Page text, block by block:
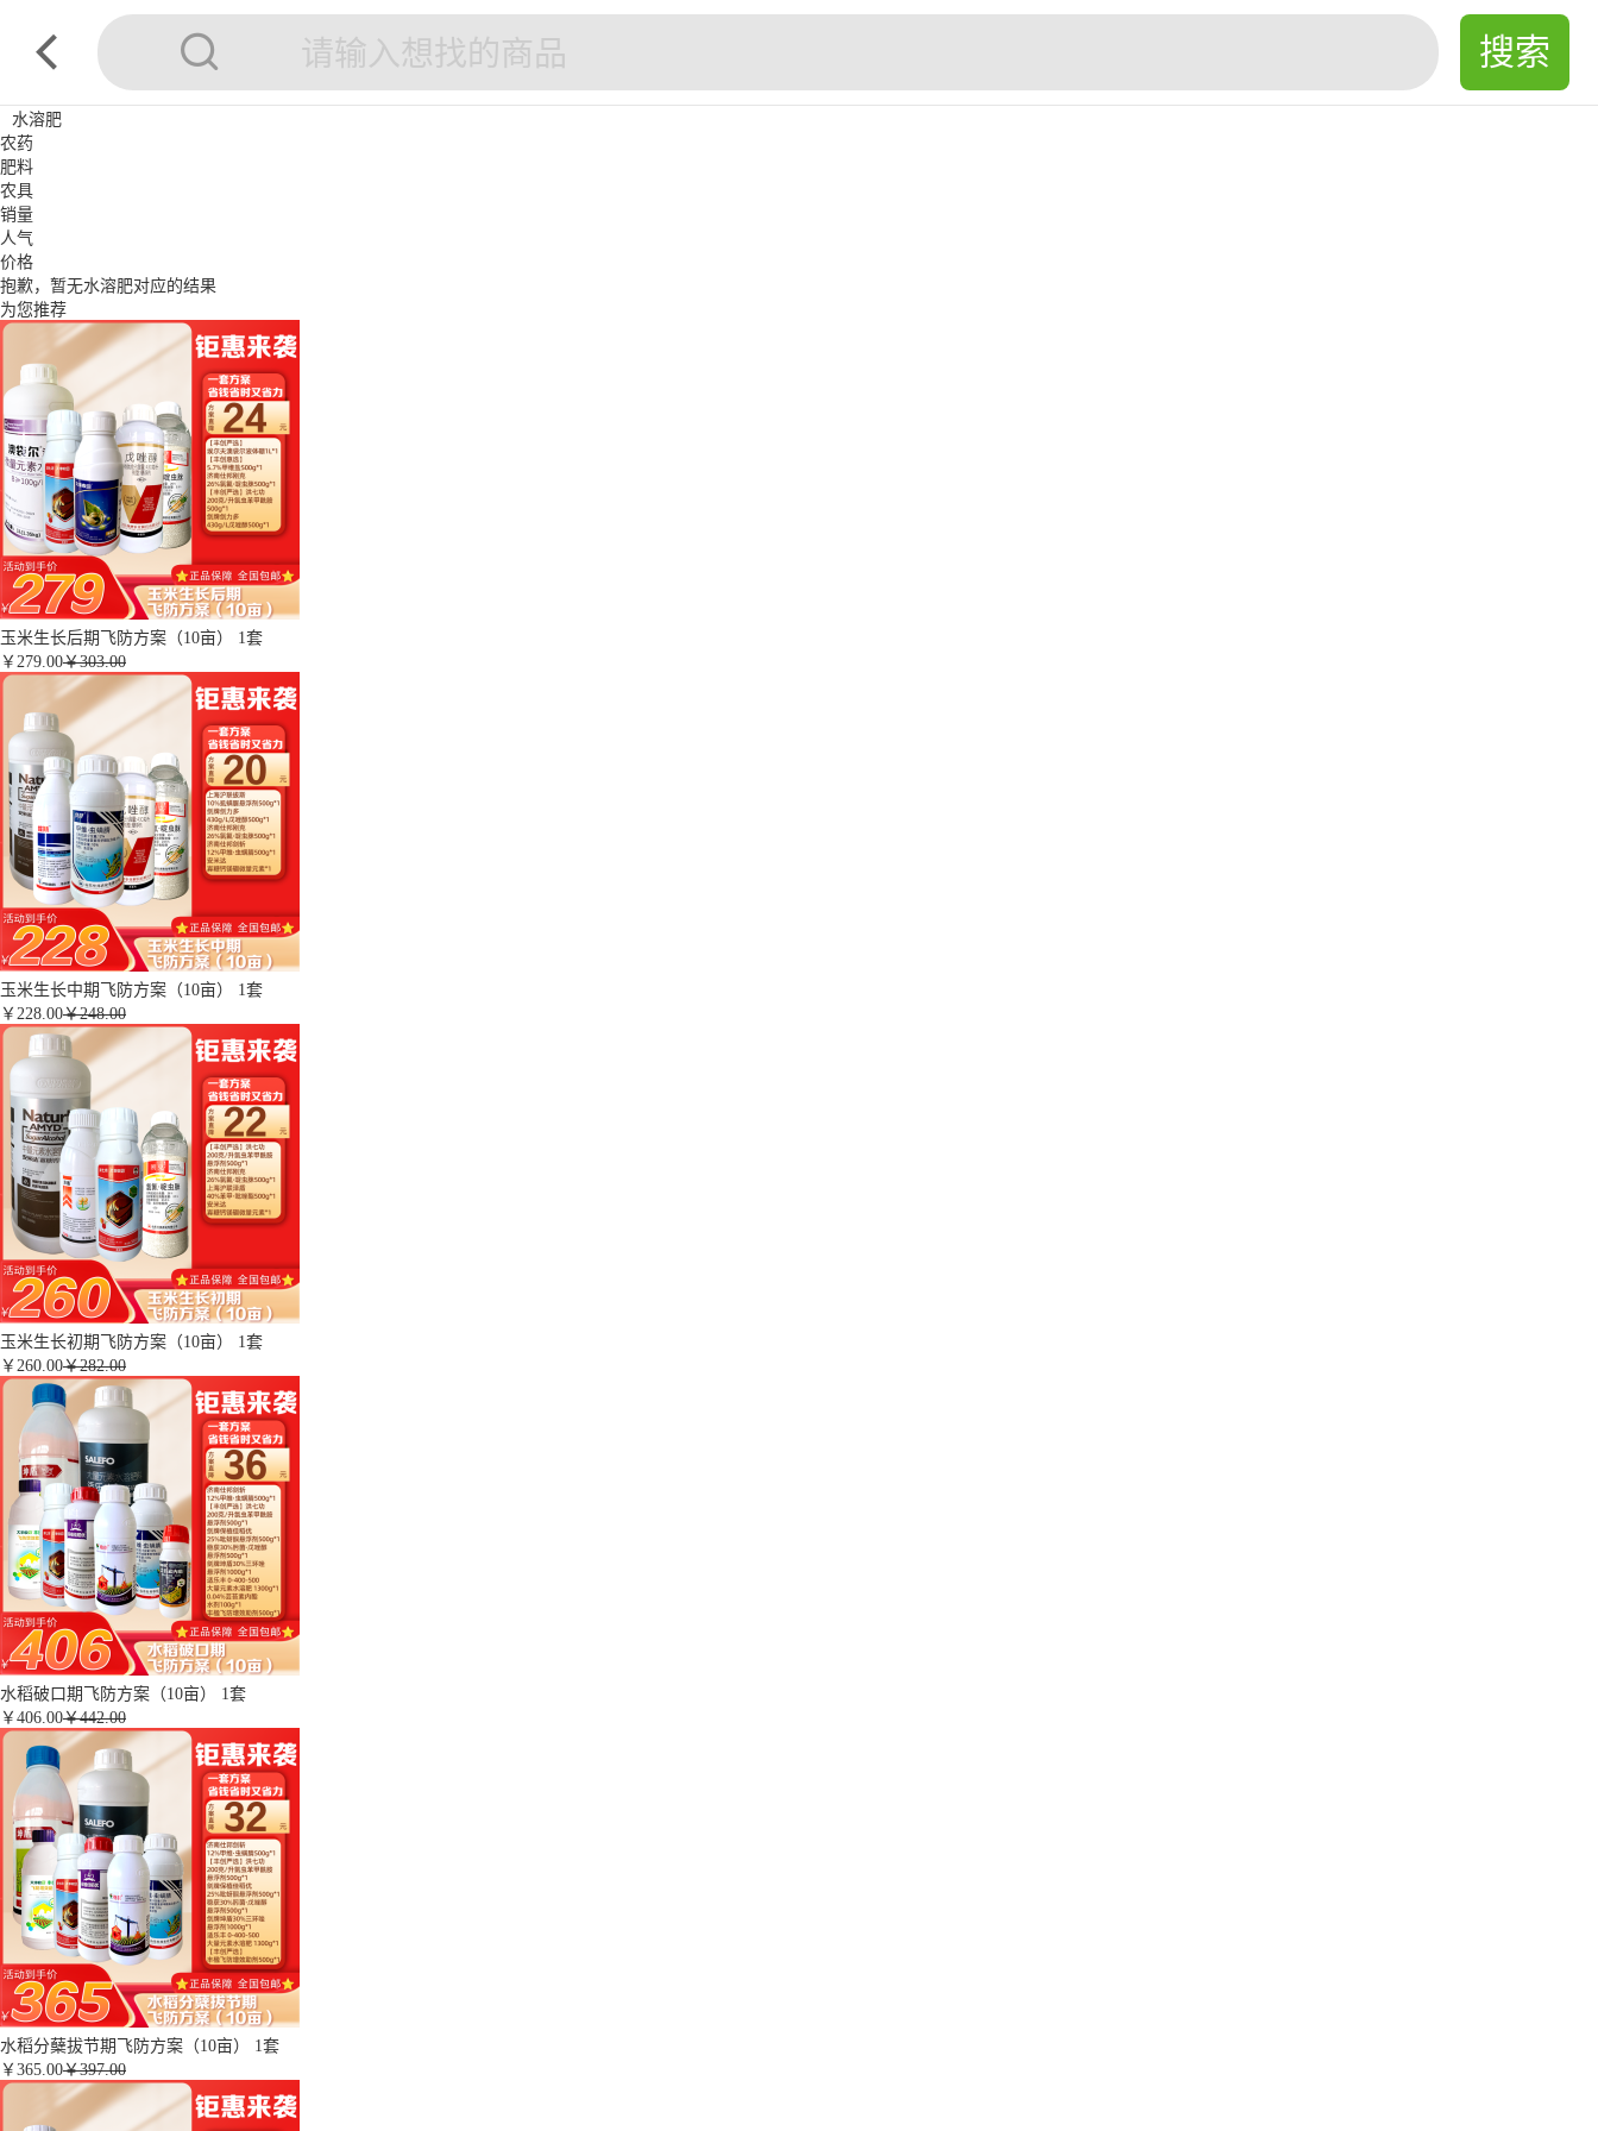
水溶肥
农药
肥料
农具
销量
人气
价格
抱歉，暂无水溶肥对应的结果
为您推荐
玉米生长后期飞防方案（10亩） 1套
￥ 279.00￥303.00
玉米生长中期飞防方案（10亩） 1套
￥ 228.00￥248.00
玉米生长初期飞防方案（10亩） 1套
￥ 260.00￥282.00
水稻破口期飞防方案（10亩） 1套
￥ 406.00￥442.00
水稻分蘖拔节期飞防方案（10亩） 1套
￥ 365.00￥397.00